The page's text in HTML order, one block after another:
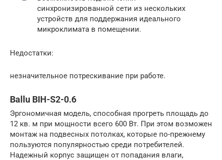
синхронизированной сети из нескольких
устройств для поддержания идеального
микроклимата в помещении.
Недостатки:
незначительное потрескивание при работе.
Ballu BIH-S2-0.6
Эргономичная модель, способная прогреть площадь до
12 кв. м при мощности всего 600 Вт. При этом возможен
монтаж на подвесных потолках, которые по-прежнему
пользуются популярностью среди потребителей.
Надежный корпус защищен от попадания влаги,